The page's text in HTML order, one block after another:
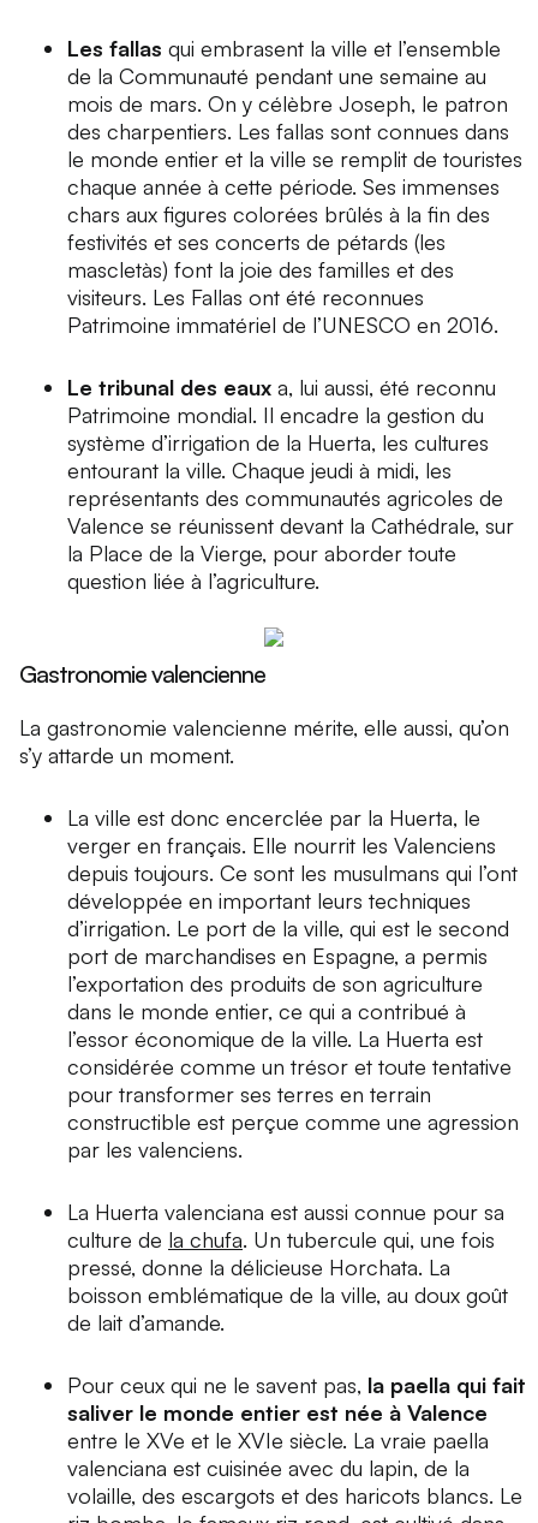
Les fallas qui embrasent la ville et l’ensemble
de la Communauté pendant une semaine au
mois de mars. On y célèbre Joseph, le patron
des charpentiers. Les fallas sont connues dans
le monde entier et la ville se remplit de touristes
chaque année à cette période. Ses immenses
chars aux figures colorées brûlés à la fin des
festivités et ses concerts de pétards (les
mascletàs) font la joie des familles et des
visiteurs. Les Fallas ont été reconnues
Patrimoine immatériel de l’UNESCO en 2016.
Le tribunal des eaux a, lui aussi, été reconnu
Patrimoine mondial. Il encadre la gestion du
système d’irrigation de la Huerta, les cultures
entourant la ville. Chaque jeudi à midi, les
représentants des communautés agricoles de
Valence se réunissent devant la Cathédrale, sur
la Place de la Vierge, pour aborder toute
question liée à l’agriculture.
Gastronomie valencienne
La gastronomie valencienne mérite, elle aussi, qu’on
s’y attarde un moment.
La ville est donc encerclée par la Huerta, le
verger en français. Elle nourrit les Valenciens
depuis toujours. Ce sont les musulmans qui l’ont
développée en important leurs techniques
d’irrigation. Le port de la ville, qui est le second
port de marchandises en Espagne, a permis
l’exportation des produits de son agriculture
dans le monde entier, ce qui a contribué à
l’essor économique de la ville. La Huerta est
considérée comme un trésor et toute tentative
pour transformer ses terres en terrain
constructible est perçue comme une agression
par les valenciens.
La Huerta valenciana est aussi connue pour sa
culture de la chufa. Un tubercule qui, une fois
pressé, donne la délicieuse Horchata. La
boisson emblématique de la ville, au doux goût
de lait d’amande.
Pour ceux qui ne le savent pas, la paella qui fait
saliver le monde entier est née à Valence
entre le XVe et le XVIe siècle. La vraie paella
valenciana est cuisinée avec du lapin, de la
volaille, des escargots et des haricots blancs. Le